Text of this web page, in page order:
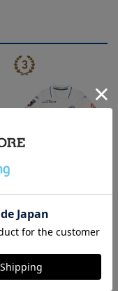
ニフォーム半袖（FP2n